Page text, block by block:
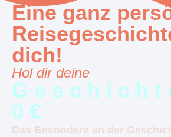
Eine ganz
dich!
Hol dir deine
0€
Das Besondere an der